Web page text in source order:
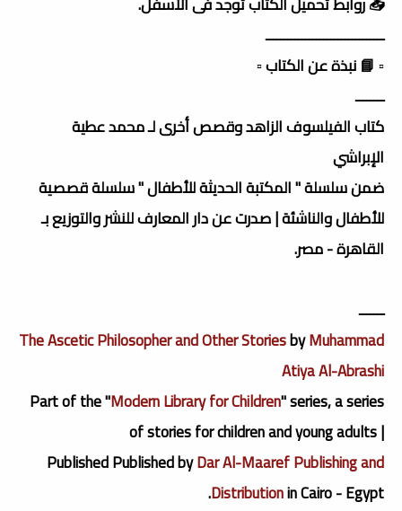
ـــــــــــــــــــــــــــــــــ
▫️ 📘 نبذة عن الكتاب ▫️
ــــــــ
كتاب الفيلسوف الزاهد وقصص أخرى لـ محمد عطية
الإبراشي
ضمن سلسلة " المكتبة الحديثة للأطفال " سلسلة قصصية
للأطفال والناشئة | صدرت عن دار المعارف للنشر والتوزيع بـ
القاهرة - مصر.
ـــــــ
The Ascetic Philosopher and Other StoriesbyMuhammad
Atiya Al-Abrashi
Part of the "Modern Library for Children" series, a series
of stories for children and young adults |
Published Published byDar Al-Maaref Publishing and
Distributionin Cairo - Egypt.